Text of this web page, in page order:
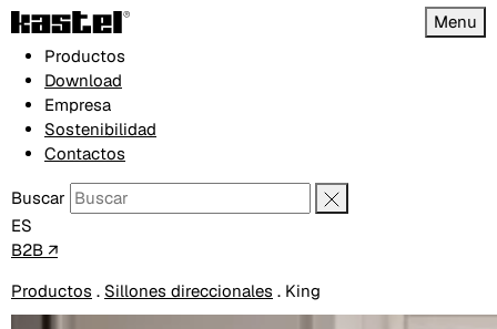
Menu
Productos
Download
Empresa
Sostenibilidad
Contactos
Buscar
ES
B2B ↗
Productos . Sillones direccionales . King